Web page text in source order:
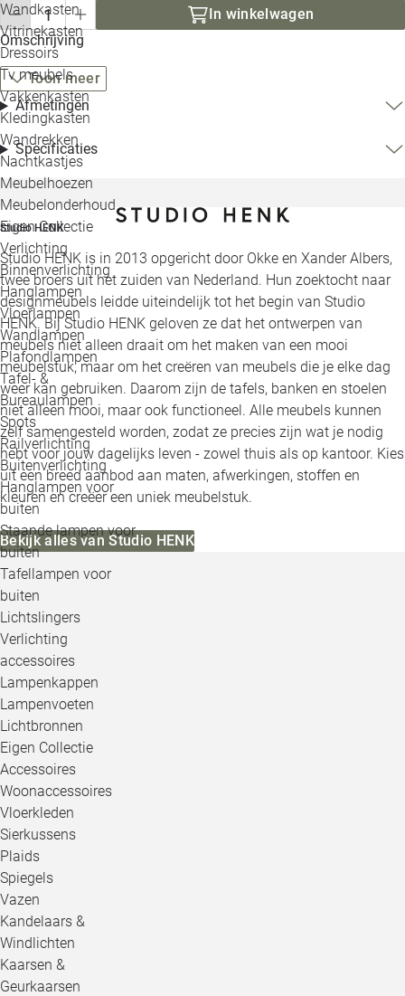
Wandkasten
Vitrinekasten
Dressoirs
Tv meubels
Vakkenkasten
Kledingkasten
Wandrekken
Nachtkastjes
Meubelhoezen
Meubelonderhoud
Eigen Collectie
Verlichting
Binnenverlichting
Hanglampen
Vloerlampen
Wandlampen
Plafondlampen
Tafel- &
Bureaulampen
Spots
Railverlichting
Buitenverlichting
Hanglampen voor
buiten
Staande lampen voor
buiten
Tafellampen voor
buiten
Lichtslingers
Verlichting
accessoires
Lampenkappen
Lampenvoeten
Lichtbronnen
Eigen Collectie
Accessoires
Woonaccessoires
Vloerkleden
Sierkussens
Plaids
Spiegels
Vazen
Kandelaars &
Windlichten
Kaarsen &
Geurkaarsen
In winkelwagen
Omschrijving
Toon meer
Afmetingen
Specificaties
Studio HENK
Studio HENK is in 2013 opgericht door Okke en Xander Albers,
twee broers uit het zuiden van Nederland. Hun zoektocht naar
designmeubels leidde uiteindelijk tot het begin van Studio
HENK. Bij Studio HENK geloven ze dat het ontwerpen van
meubels niet alleen draait om het maken van een mooi
meubelstuk, maar om het creëren van meubels die je elke dag
weer kan gebruiken. Daarom zijn de tafels, banken en stoelen
niet alleen mooi, maar ook functioneel. Alle meubels kunnen
zelf samengesteld worden, zodat ze precies zijn wat je nodig
hebt voor jouw dagelijks leven - zowel thuis als op kantoor. Kies
uit een breed aanbod aan maten, afwerkingen, stoffen en
kleuren en creëer een uniek meubelstuk.
Bekijk alles van Studio HENK